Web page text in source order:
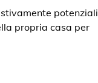
potenziali
propria casa per